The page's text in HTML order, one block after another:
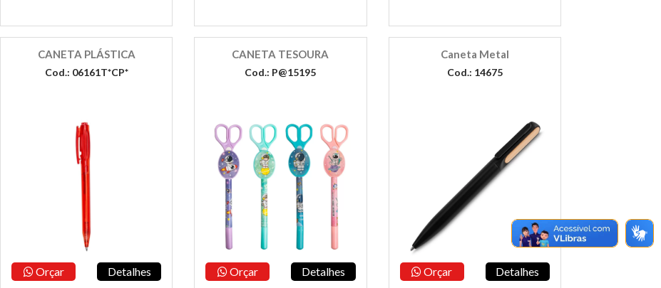
CANETA PLÁSTICA
Cod.: 06161T*CP*
Orçar Detalhes
CANETA TESOURA
Cod.: P@15195
Orçar Detalhes
Caneta Metal
Cod.: 14675
Orçar Detalhes